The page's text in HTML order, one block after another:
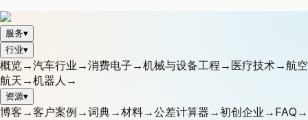
服务▾
行业▾
概览→汽车行业→消费电子→机械与设备工程→医疗技术→航空
航天→机器人 →
资源▾
博客→客户案例→词典→材料→公差计算器→初创企业→FAQ→